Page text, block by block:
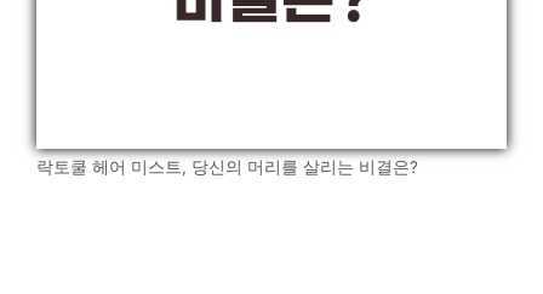
락토쿨 헤어 미스트, 당신의 머리를 살리는 비결은?